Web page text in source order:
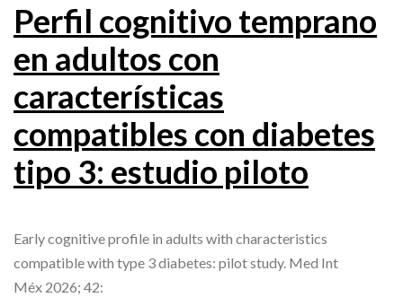
Perfil cognitivo temprano
en adultos con
características
compatibles con diabetes
tipo 3: estudio piloto
Early cognitive profile in adults with characteristics
compatible with type 3 diabetes: pilot study. Med Int
Méx 2026; 42: